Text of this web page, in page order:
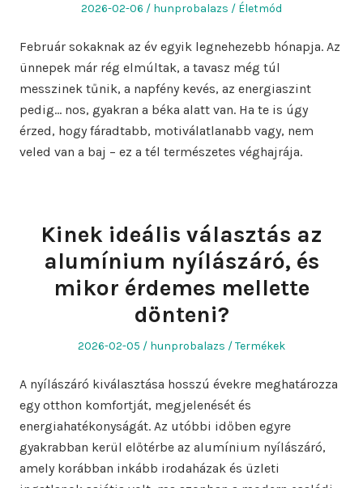
Posted
2026-02-06 Author
hunprobalazs
Posted
Életmód
Február sokaknak az év egyik legnehezebb hónapja. Az
ünnepek már rég elmúltak, a tavasz még túl
messzinek tűnik, a napfény kevés, az energiaszint
pedig… nos, gyakran a béka alatt van. Ha te is úgy
érzed, hogy fáradtabb, motiválatlanabb vagy, nem
veled van a baj – ez a tél természetes véghajrája.
Kinek ideális választás az
alumínium nyílászáró, és
mikor érdemes mellette
dönteni?
Posted
2026-02-05 Author
hunprobalazs
Posted
Termékek
A nyílászáró kiválasztása hosszú évekre meghatározza
egy otthon komfortját, megjelenését és
energiahatékonyságát. Az utóbbi időben egyre
gyakrabban kerül előtérbe az alumínium nyílászáró,
amely korábban inkább irodaházak és üzleti